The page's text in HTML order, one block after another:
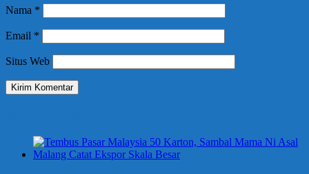
Nama *
Email *
Situs Web